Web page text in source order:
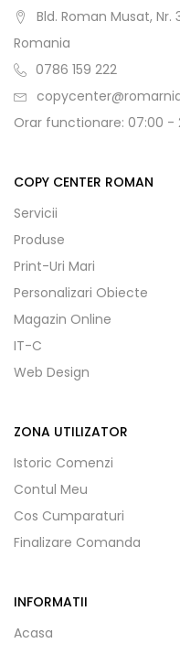
Bld. Roman Musat, Nr.
Romania
0786 159 222
Orar functionare: 07:00 -
COPY CENTER ROMAN
Servicii
Produse
Print-Uri Mari
Personalizari Obiecte
Magazin Online
IT-C
Web Design
ZONA UTILIZATOR
Istoric Comenzi
Contul Meu
Cos Cumparaturi
Finalizare Comanda
INFORMATII
Acasa